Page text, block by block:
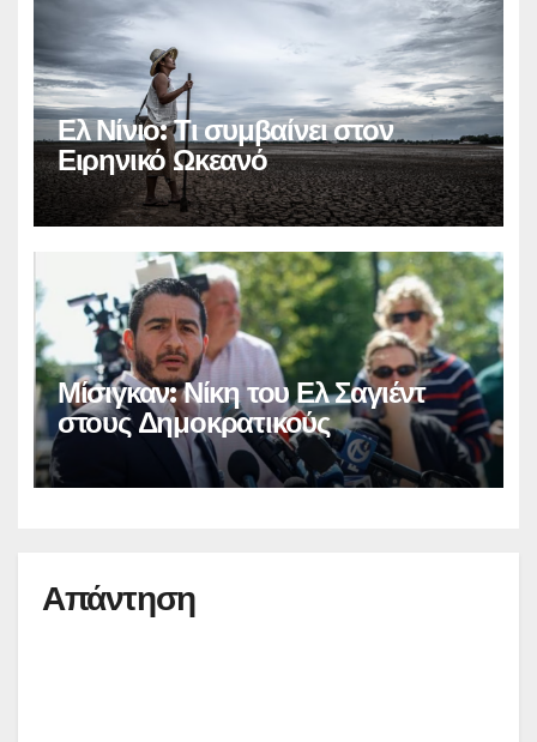
Ελ Νίνιο: Τι συμβαίνει στον
Ειρηνικό Ωκεανό
Μίσιγκαν: Νίκη του Ελ Σαγιέντ
στους Δημοκρατικούς
Απάντηση